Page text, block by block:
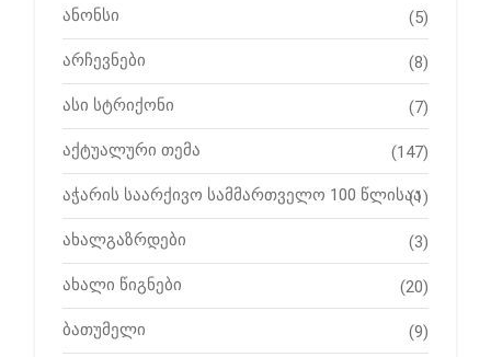
ანონსი (5)
არჩევნები (8)
ასი სტრიქონი (7)
აქტუალური თემა (147)
აჭარის საარქივო სამმართველო 100 წლისაა
(1)
ახალგაზრდები (3)
ახალი წიგნები (20)
ბათუმელი (9)